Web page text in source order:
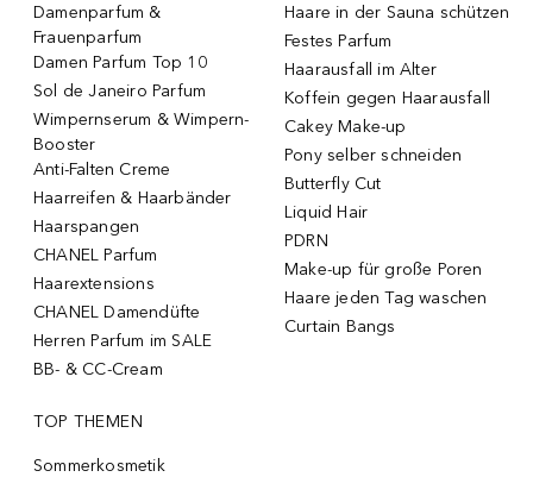
Damenparfum &
Frauenparfum
Damen Parfum Top 10
Sol de Janeiro Parfum
Wimpernserum & Wimpern-
Booster
Anti-Falten Creme
Haarreifen & Haarbänder
Haarspangen
CHANEL Parfum
Haarextensions
CHANEL Damendüfte
Herren Parfum im SALE
BB- & CC-Cream
Haare in der Sauna schützen
Festes Parfum
Haarausfall im Alter
Koffein gegen Haarausfall
Cakey Make-up
Pony selber schneiden
Butterfly Cut
Liquid Hair
PDRN
Make-up für große Poren
Haare jeden Tag waschen
Curtain Bangs
TOP THEMEN
Sommerkosmetik